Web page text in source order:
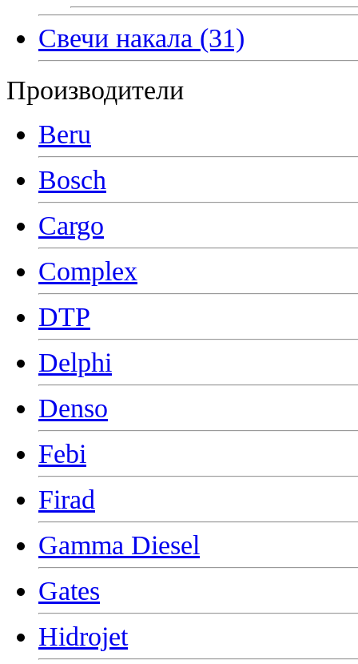
Свечи накала (31)
Производители
Beru
Bosch
Cargo
Complex
DTP
Delphi
Denso
Febi
Firad
Gamma Diesel
Gates
Hidrojet